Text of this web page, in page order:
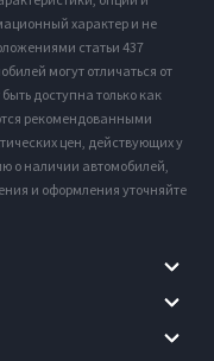
характер и не
статьи 437
могут отличаться от
доступна только как
рекомендованными
цен, действующих у
о наличии автомобилей,
и оформления уточняйте